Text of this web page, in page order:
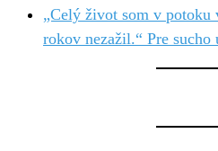
„Celý život som v potoku
rokov nezažil.“ Pre